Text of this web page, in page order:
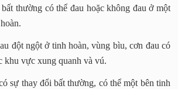
thường có thể đau hoặc không đau ở một
đột ngột ở tinh hoàn, vùng bìu, cơn đau có
khu vực xung quanh và vú.
sự thay đổi bất thường, có thể một bên tinh